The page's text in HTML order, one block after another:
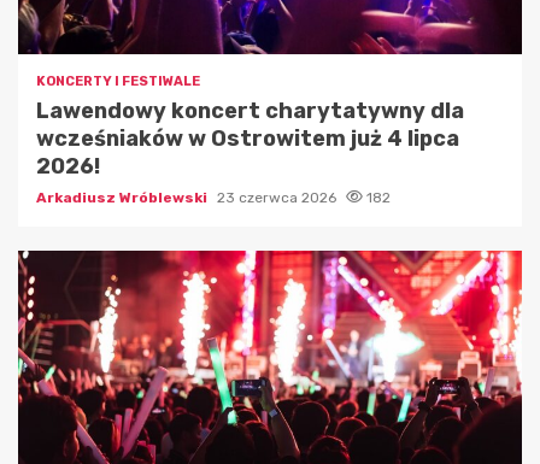
KONCERTY I FESTIWALE
Lawendowy koncert charytatywny dla
wcześniaków w Ostrowitem już 4 lipca
2026!
Arkadiusz Wróblewski 23 czerwca 2026 182